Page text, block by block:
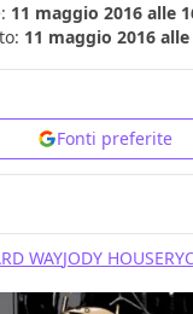
11 maggio 2016 alle
11 maggio 2016 alle
Fonti preferite
WAYJODY HOUSER